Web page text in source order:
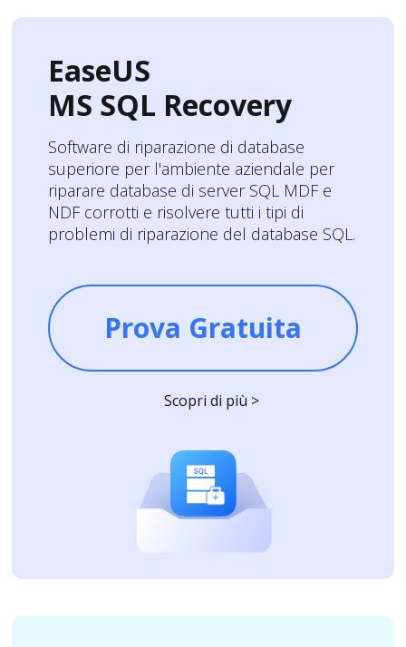
EaseUS
MS SQL Recovery
Software di riparazione di database
superiore per l'ambiente aziendale per
riparare database di server SQL MDF e
NDF corrotti e risolvere tutti i tipi di
problemi di riparazione del database SQL.
Prova Gratuita
Scopri di più >